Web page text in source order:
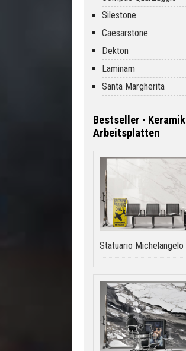
Silestone
Caesarstone
Dekton
Laminam
Santa Margherita
Bestseller - Keramik
Arbeitsplatten
Statuario Michelangelo